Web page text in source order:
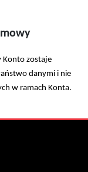
Konto zostaje
danymi i nie
w ramach Konta.